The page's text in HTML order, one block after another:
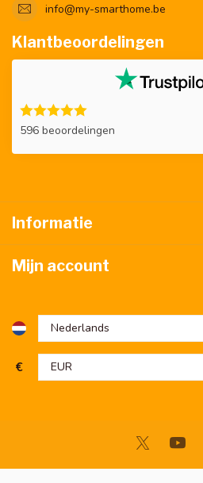
info@my-smarthome.be
Klantbeoordelingen
596 beoordelingen
Informatie
Mijn account
€